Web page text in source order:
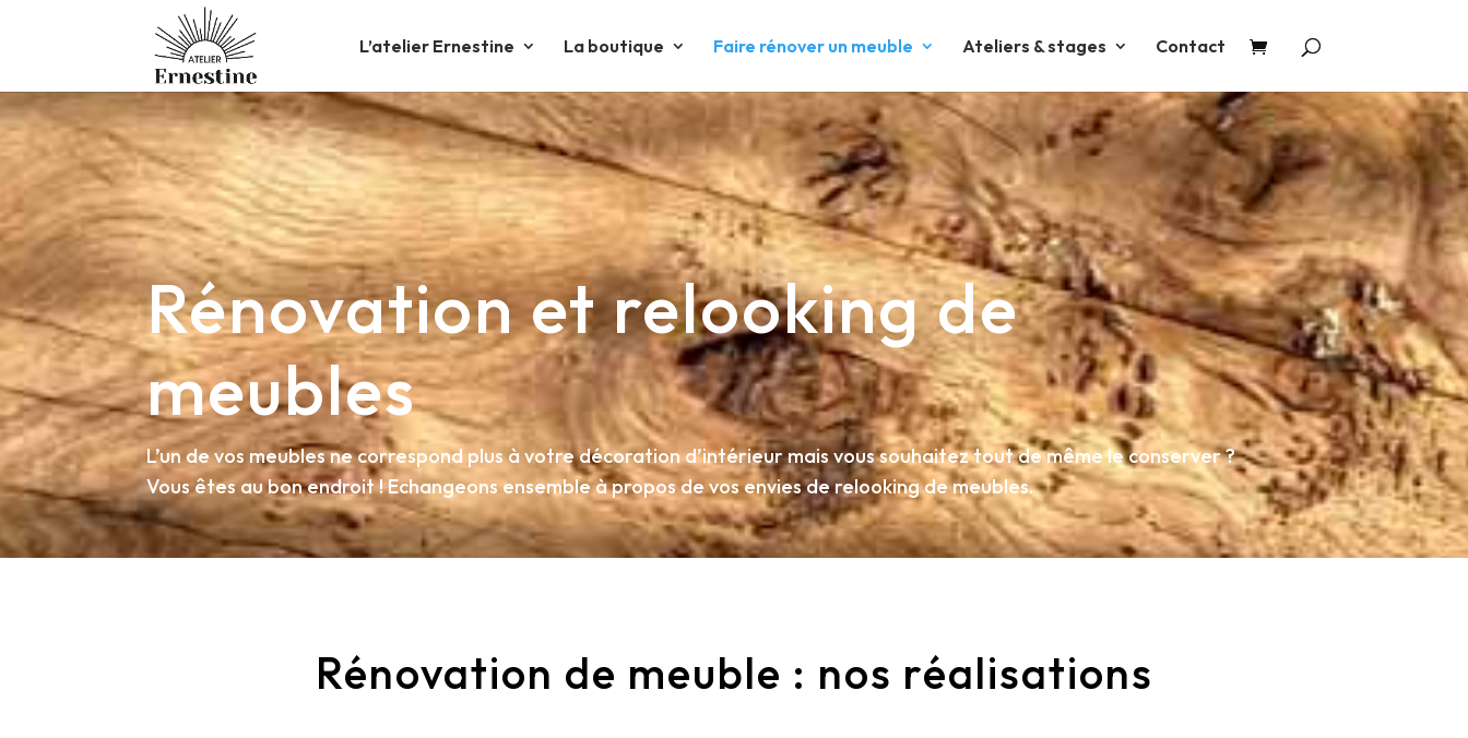
L’atelier Ernestine La boutique Faire rénover un meuble Ateliers & stages Contact
Rénovation et relooking de
meubles
L’un de vos meubles ne correspond plus à votre décoration d’intérieur mais vous souhaitez tout de même le conserver ?
Vous êtes au bon endroit ! Echangeons ensemble à propos de vos envies de relooking de meubles.
Rénovation de meuble : nos réalisations